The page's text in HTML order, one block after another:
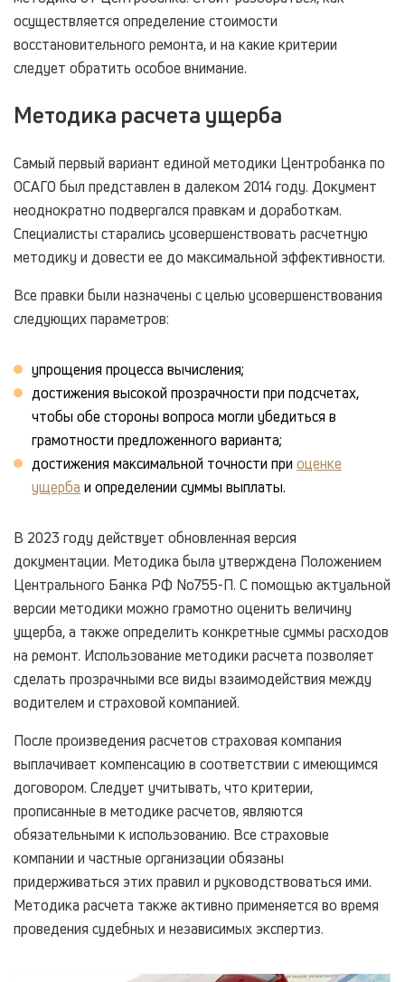
осуществляется определение стоимости
восстановительного ремонта, и на какие критерии
следует обратить особое внимание.
Методика расчета ущерба
Самый первый вариант единой методики Центробанка по
ОСАГО был представлен в далеком 2014 году. Документ
неоднократно подвергался правкам и доработкам.
Специалисты старались усовершенствовать расчетную
методику и довести ее до максимальной эффективности.
Все правки были назначены с целью усовершенствования
следующих параметров:
упрощения процесса вычисления;
достижения высокой прозрачности при подсчетах,
чтобы обе стороны вопроса могли убедиться в
грамотности предложенного варианта;
достижения максимальной точности при оценке
ущерба и определении суммы выплаты.
В 2023 году действует обновленная версия
документации. Методика была утверждена Положением
Центрального Банка РФ No755-П. С помощью актуальной
версии методики можно грамотно оценить величину
ущерба, а также определить конкретные суммы расходов
на ремонт. Использование методики расчета позволяет
сделать прозрачными все виды взаимодействия между
водителем и страховой компанией.
После произведения расчетов страховая компания
выплачивает компенсацию в соответствии с имеющимся
договором. Следует учитывать, что критерии,
прописанные в методике расчетов, являются
обязательными к использованию. Все страховые
компании и частные организации обязаны
придерживаться этих правил и руководствоваться ими.
Методика расчета также активно применяется во время
проведения судебных и независимых экспертиз.